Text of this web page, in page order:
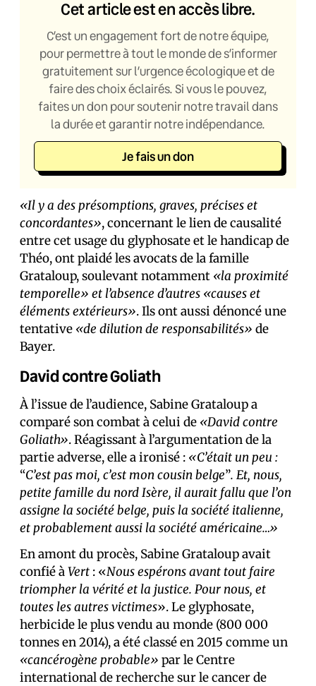
Cet article est en accès libre.
C’est un engagement fort de notre équipe,
pour permettre à tout le monde de s’informer
gratuitement sur l’urgence écologique et de
faire des choix éclairés. Si vous le pouvez,
faites un don pour soutenir notre travail dans
la durée et garantir notre indépendance.
Je fais un don
«Il y a des présomptions, graves, précises et
concordantes», concernant le lien de causalité
entre cet usage du glyphosate et le handicap de
Théo, ont plaidé les avocats de la famille
Grataloup, soulevant notamment «la proximité
temporelle» et l’absence d’autres «causes et
éléments extérieurs». Ils ont aussi dénoncé une
tentative «de dilution de responsabilités» de
Bayer.
David contre Goliath
À l’issue de l’audience, Sabine Grataloup a
comparé son combat à celui de «David contre
Goliath». Réagissant à l’argumentation de la
partie adverse, elle a ironisé : «C’était un peu :
“C’est pas moi, c’est mon cousin belge”. Et, nous,
petite famille du nord Isère, il aurait fallu que l’on
assigne la société belge, puis la société italienne,
et probablement aussi la société américaine…»
En amont du procès, Sabine Grataloup avait
confié àVert : «Nous espérons avant tout faire
triompher la vérité et la justice. Pour nous, et
toutes les autres victimes». Le glyphosate,
herbicide le plus vendu au monde (800 000
tonnes en 2014), a été classé en 2015 comme un
«cancérogène probable» par le Centre
international de recherche sur le cancer de